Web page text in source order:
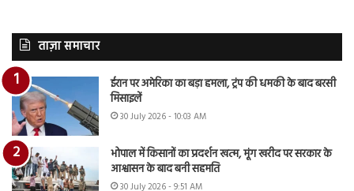
ताज़ा समाचार
ईरान पर अमेरिका का बड़ा हमला, ट्रंप की धमकी के बाद बरसी
मिसाइलें
30 July 2026 - 10:03 AM
भोपाल में किसानों का प्रदर्शन खत्म, मूंग खरीद पर सरकार के
आश्वासन के बाद बनी सहमति
30 July 2026 - 9:51 AM